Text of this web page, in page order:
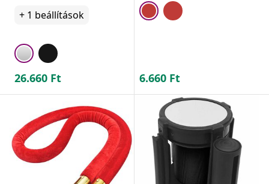
+ 1 beállítások
26.660 Ft 6.660 Ft